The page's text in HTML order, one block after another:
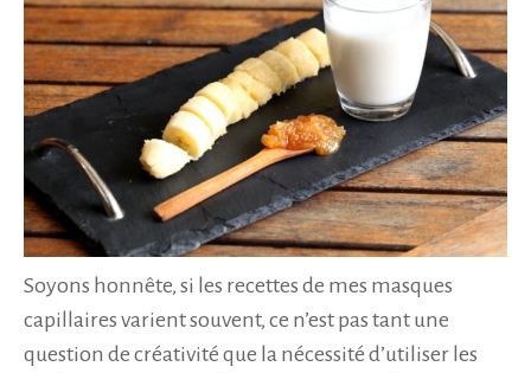
Soyons honnête, si les recettes de mes masques
capillaires varient souvent, ce n’est pas tant une
question de créativité que la nécessité d’utiliser les